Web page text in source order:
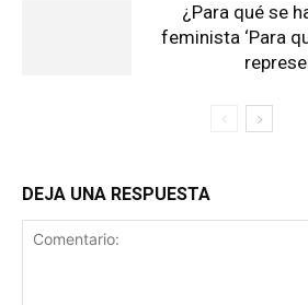
¿Para qué se
feminista ‘Para
DEJA UNA RESPUESTA